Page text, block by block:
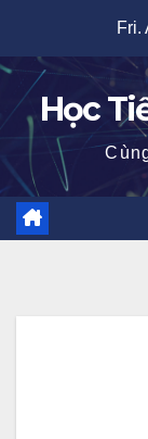
content
Fri.
Học